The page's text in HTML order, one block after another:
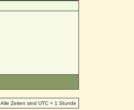
Alle Zeiten sind UTC + 1 Stunde